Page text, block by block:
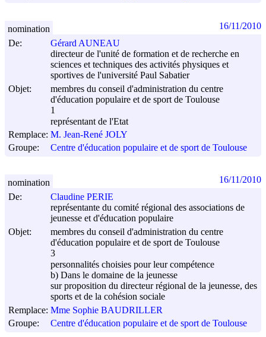
De:
Gérard AUNEAU
directeur de l'unité de formation et de recherche en
sciences et techniques des activités physiques et
sportives de l'université Paul Sabatier
Objet:
membres du conseil d'administration du centre
d'éducation populaire et de sport de Toulouse
1
représentant de l'Etat
Remplace: M. Jean-René JOLY
Groupe:
Centre d'éducation populaire et de sport de Toulouse
nomination 16/11/2010
De:
Claudine PERIE
représentante du comité régional des associations de
jeunesse et d'éducation populaire
Objet:
membres du conseil d'administration du centre
d'éducation populaire et de sport de Toulouse
3
personnalités choisies pour leur compétence
b) Dans le domaine de la jeunesse
sur proposition du directeur régional de la jeunesse, des
sports et de la cohésion sociale
Remplace: Mme Sophie BAUDRILLER
Groupe:
Centre d'éducation populaire et de sport de Toulouse
nomination 16/11/2010